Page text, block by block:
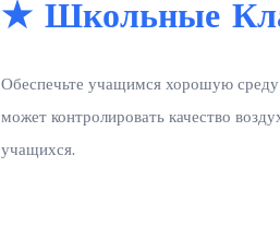
★ Школьные
Обеспечьте учащимся хорошую среду
может контролировать качество
учащихся.